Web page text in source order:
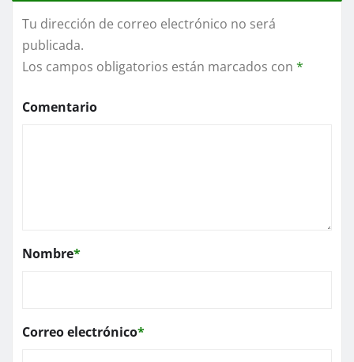
Tu dirección de correo electrónico no será
publicada.
Los campos obligatorios están marcados con *
Comentario
Nombre*
Correo electrónico*